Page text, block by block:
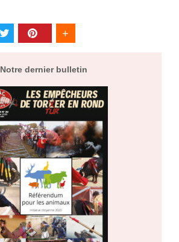
Notre dernier bulletin